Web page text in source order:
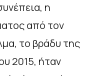
η
από τον
το βράδυ της
2015, ήταν